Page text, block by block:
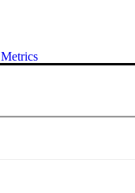
Metrics